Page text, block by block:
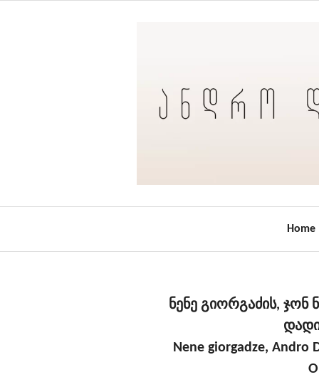
Home
ნენე გიორგაძის, ჯონ
Nene giorgadze, Andro